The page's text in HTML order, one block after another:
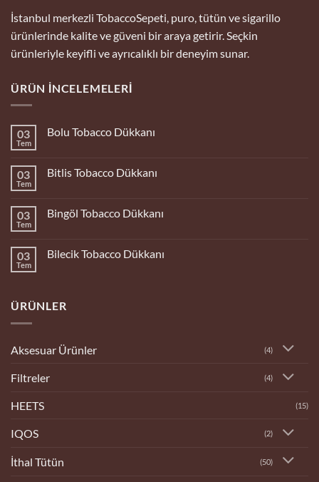
İstanbul merkezli TobaccoSepeti, puro, tütün ve sigarillo
ürünlerinde kalite ve güveni bir araya getirir. Seçkin
ürünleriyle keyifli ve ayrıcalıklı bir deneyim sunar.
ÜRÜN İNCELEMELERI
03
Tem
Bolu Tobacco Dükkanı
Tobacco
03
Tem
Bitlis Tobacco Dükkanı
Tobacco
03
Tem
Bingöl Tobacco Dükkanı
Tobacco
03
Tem
Bilecik Tobacco Dükkanı
Dükkanı
ÜRÜNLER
Aksesuar Ürünler (4)
Filtreler (4)
HEETS (15)
IQOS (2)
İthal Tütün (50)